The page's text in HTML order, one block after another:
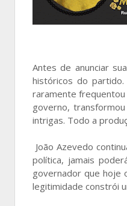
Antes de anunciar
históricos do
raramente
governo,
intrigas. Todo a
João Azevedo
política, jamais
governador que hoje
legitimidade constrói